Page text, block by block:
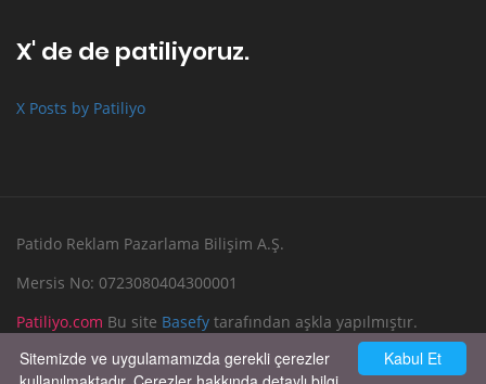
X' de de patiliyoruz.
X Posts by Patiliyo
Patido Reklam Pazarlama Bilişim A.Ş.
Mersis No: 0723080404300001
Patiliyo.com Bu site Basefy tarafından aşkla yapılmıştır.
Reklam Verin
Bize Yazın
Kabul Et
Sitemizde ve uygulamamızda gerekli çerezler